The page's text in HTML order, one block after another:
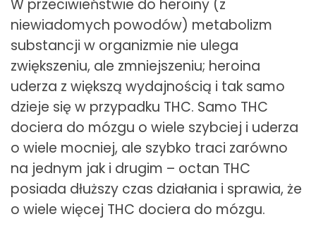
W przeciwieństwie do heroiny (z
niewiadomych powodów) metabolizm
substancji w organizmie nie ulega
zwiększeniu, ale zmniejszeniu; heroina
uderza z większą wydajnością i tak samo
dzieje się w przypadku THC. Samo THC
dociera do mózgu o wiele szybciej i uderza
o wiele mocniej, ale szybko traci zarówno
na jednym jak i drugim – octan THC
posiada dłuższy czas działania i sprawia, że
o wiele więcej THC dociera do mózgu.